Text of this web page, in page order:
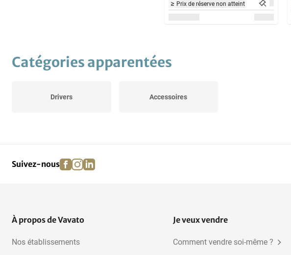
Prix de réserve non atteint
Catégories apparentées
Drivers Accessoires
Suivez-nous facebook
instagram
linkedin
À propos de Vavato
Nos établissements
Je veux vendre
Comment vendre soi-même ?